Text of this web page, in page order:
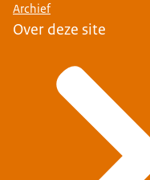
Archief
Over deze site